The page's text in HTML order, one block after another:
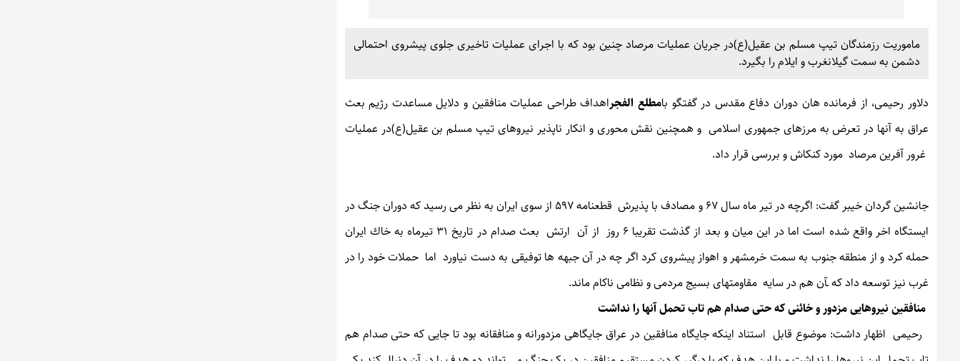
ماموریت رزمندگان تیپ مسلم بن عقیل(ع)در جریان عملیات مرصاد چنین بود که با اجرای عملیات تاخیری جلوی پیشروی احتمالی
دشمن به سمت گیلانغرب و ایلام را بگیرد.
دلاور رحیمی، از فرمانده هان دوران دفاع مقدس در گفتگو بامطلع الفجراهداف طراحی عملیات منافقین و دلایل مساعدت رژیم بعث
عراق به آنها در تعرض به مرزهای جمهوری اسلامی و همچنین نقش محوری و انکار ناپذیر نیروهای تیپ مسلم بن عقیل(ع)در عملیات
غرور آفرین مرصاد مورد کنکاش و بررسی قرار داد.
جانشین گردان خیبر گفت: اگرچه در تیر ماه سال 67 و مصادف با پذیرش قطعنامه 597 از سوی ایران به نظر می رسید که دوران جنگ در
ایستگاه اخر واقع شده است اما در این میان و بعد از گذشت تقریبا 6 روز از آن ارتش بعث صدام در تاریخ 31 تیرماه به خاك ایران
حمله كرد و از منطقه جنوب به سمت خرمشهر و اهواز پیشروی کرد اگر چه در آن جبهه ها توفیقی به دست نیاورد اما حملات خود را در
غرب نیز توسعه داد که ـآن هم در سایه مقاومتهای بسیج مردمی و نظامی ناکام ماند.
منافقین نیروهایی مزدور و خائنی که حتی صدام هم تاب تحمل آنها را نداشت
رحیمی اظهار داشت: موضوع قابل استناد اینکه جایگاه منافقین در عراق جایگاهی مزدورانه و منافقانه بود تا جایی که حتی صدام هم